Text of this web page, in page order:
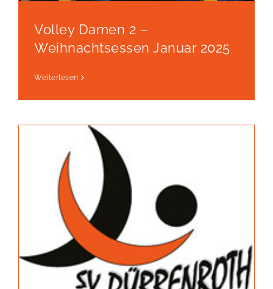
Volley Damen 2 –
Weihnachtsessen Januar 2025
Weiterlesen